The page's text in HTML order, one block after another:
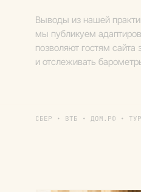
Выводы из нашей
мы публикуем
позволяют гостям
и отслеживать
СБЕР • ВТБ • ДОМ.РФ •